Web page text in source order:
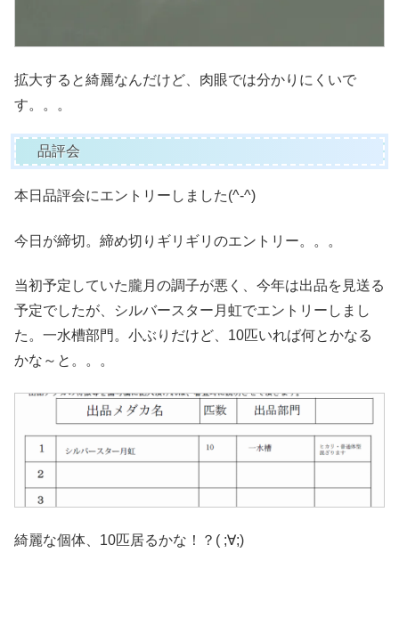
拡大すると綺麗なんだけど、肉眼では分かりにくいで
す。。。
品評会
本日品評会にエントリーしました(^-^)
今日が締切。締め切りギリギリのエントリー。。。
当初予定していた朧月の調子が悪く、今年は出品を見送る
予定でしたが、シルバースター月虹でエントリーしまし
た。一水槽部門。小ぶりだけど、10匹いれば何とかなる
かな～と。。。
綺麗な個体、10匹居るかな！？( ;∀;)